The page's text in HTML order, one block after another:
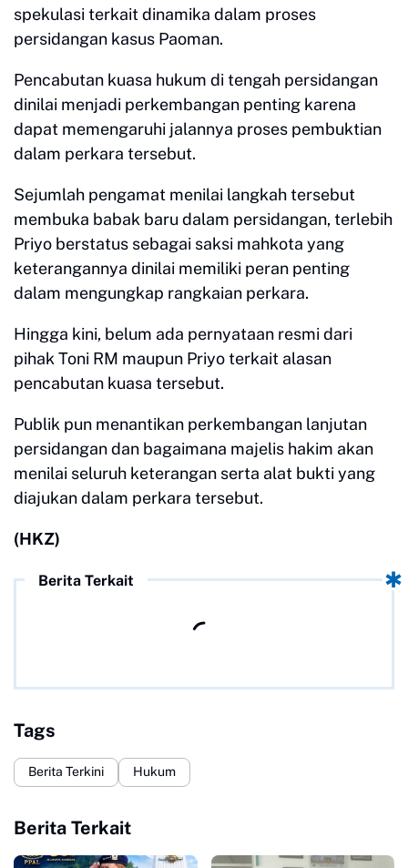
spekulasi terkait dinamika dalam proses
persidangan kasus Paoman.
Pencabutan kuasa hukum di tengah persidangan
dinilai menjadi perkembangan penting karena
dapat memengaruhi jalannya proses pembuktian
dalam perkara tersebut.
Sejumlah pengamat menilai langkah tersebut
membuka babak baru dalam persidangan, terlebih
Priyo berstatus sebagai saksi mahkota yang
keterangannya dinilai memiliki peran penting
dalam mengungkap rangkaian perkara.
Hingga kini, belum ada pernyataan resmi dari
pihak Toni RM maupun Priyo terkait alasan
pencabutan kuasa tersebut.
Publik pun menantikan perkembangan lanjutan
persidangan dan bagaimana majelis hakim akan
menilai seluruh keterangan serta alat bukti yang
diajukan dalam perkara tersebut.
(HKZ)
Berita Terkait
Tags
Berita Terkini Hukum
Berita Terkait